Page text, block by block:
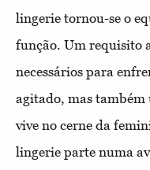
lingerie tornou-se o
função. Um requisito
necessários para
agitado, mas também
vive no cerne da
lingerie parte numa